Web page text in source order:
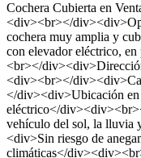
Cochera Cubierta en
<div><br></
cochera muy amplia y
con elevador eléctrico,
<br></
<div><br></
</div><div>Ubicación en
eléctrico</
vehículo del sol, la
<div>Sin riesgo de
climáticas</